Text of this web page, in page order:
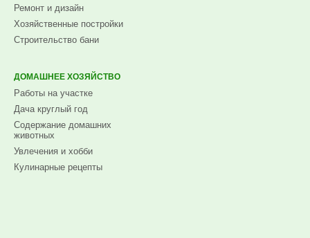
Ремонт и дизайн
Хозяйственные постройки
Строительство бани
ДОМАШНЕЕ ХОЗЯЙСТВО
Работы на участке
Дача круглый год
Содержание домашних
животных
Увлечения и хобби
Кулинарные рецепты